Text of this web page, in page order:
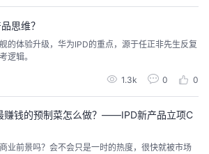
思维？
的体验升级，华为IPD的重点，源于任正非先生反复
逻辑。
1.3k 0 0
赚钱的预制菜怎么做？——IPD新产品立项C
业前景吗？会不会只是一时的热度，很快就被市场